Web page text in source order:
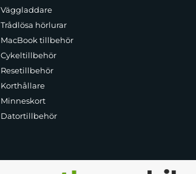
Väggladdare
Trådlösa hörlurar
MacBook tillbehör
Cykeltillbehör
Resetillbehör
Korthållare
Minneskort
Datortillbehör